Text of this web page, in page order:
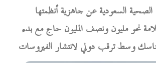
السعودية عن جاهزية أنظمتها
نحو مليون ونصف المليون حاج مع بدء
وسط ترقب دولي لانتشار الفيروسات